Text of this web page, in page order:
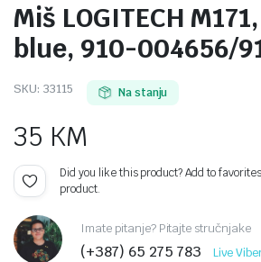
Miš LOGITECH
blue, 910-004656/
SKU: 33115 Na stanju
35 KM
Did you like this product? Add to
product.
Imate pitanje? Pitajte stručnjake
(+387) 65 275 783 Live